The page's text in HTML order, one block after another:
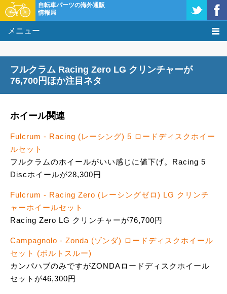
自転車パーツの海外通販
情報局
メニュー
タレコミ掲示板
激安情報
フルクラム Racing Zero LG クリンチャーが
76,700円ほか注目ネタ
ホイール関連
Fulcrum - Racing (レーシング) 5 ロードディスクホイー
ルセット
フルクラムのホイールがいい感じに値下げ。Racing 5
Discホイールが28,300円
Fulcrum - Racing Zero (レーシングゼロ) LG クリンチ
ャーホイールセット
Racing Zero LG クリンチャーが76,700円
Campagnolo - Zonda (ゾンダ) ロードディスクホイール
セット (ボルトスルー)
カンパハブのみですがZONDAロードディスクホイール
セットが46,300円